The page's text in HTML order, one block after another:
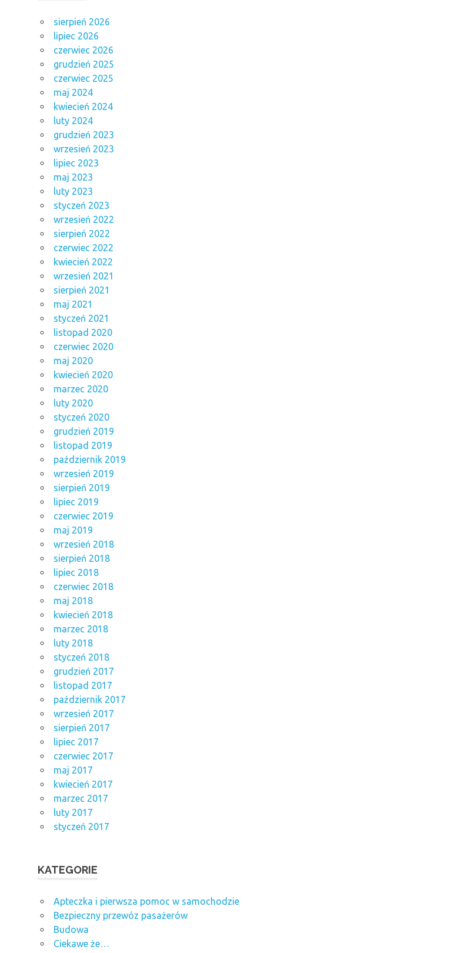
sierpień 2026
lipiec 2026
czerwiec 2026
grudzień 2025
czerwiec 2025
maj 2024
kwiecień 2024
luty 2024
grudzień 2023
wrzesień 2023
lipiec 2023
maj 2023
luty 2023
styczeń 2023
wrzesień 2022
sierpień 2022
czerwiec 2022
kwiecień 2022
wrzesień 2021
sierpień 2021
maj 2021
styczeń 2021
listopad 2020
czerwiec 2020
maj 2020
kwiecień 2020
marzec 2020
luty 2020
styczeń 2020
grudzień 2019
listopad 2019
październik 2019
wrzesień 2019
sierpień 2019
lipiec 2019
czerwiec 2019
maj 2019
wrzesień 2018
sierpień 2018
lipiec 2018
czerwiec 2018
maj 2018
kwiecień 2018
marzec 2018
luty 2018
styczeń 2018
grudzień 2017
listopad 2017
październik 2017
wrzesień 2017
sierpień 2017
lipiec 2017
czerwiec 2017
maj 2017
kwiecień 2017
marzec 2017
luty 2017
styczeń 2017
KATEGORIE
Apteczka i pierwsza pomoc w samochodzie
Bezpieczny przewóz pasażerów
Budowa
Ciekawe że…